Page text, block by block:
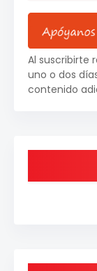
Al suscribirte
uno o dos
contenido